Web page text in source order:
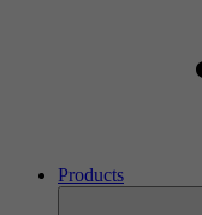
Products